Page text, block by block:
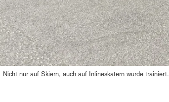
Nicht nur auf Skiern, auch auf Inlineskatern wurde trainiert.